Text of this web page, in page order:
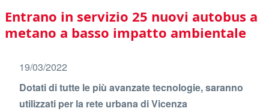
Main
navigation
Entrano in servizio 25 nuovi autobus a
metano a basso impatto ambientale
19/03/2022
Dotati di tutte le più avanzate tecnologie, saranno
utilizzati per la rete urbana di Vicenza